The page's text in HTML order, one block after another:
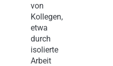
von
Kollegen,
etwa
durch
isolierte
Arbeit